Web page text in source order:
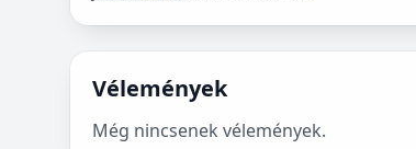
Vélemények
Még nincsenek vélemények.